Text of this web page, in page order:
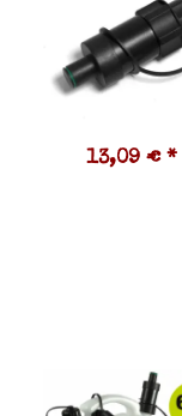
13,09 € *